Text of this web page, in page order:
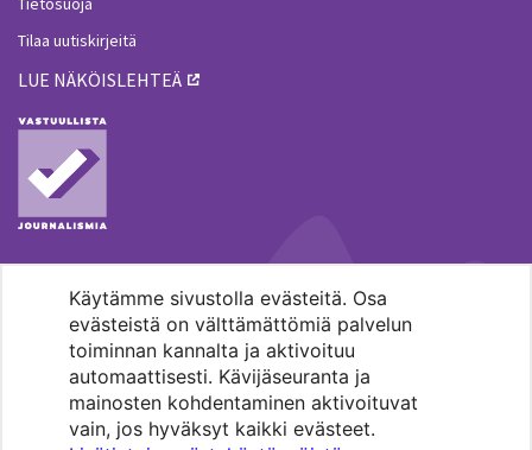
Käytämme sivustolla evästeitä. Osa
evästeistä on välttämättömiä palvelun
toiminnan kannalta ja aktivoituu
automaattisesti. Kävijäseuranta ja
mainosten kohdentaminen aktivoituvat
vain, jos hyväksyt kaikki evästeet.
Tilaa uutiskirjeitä
LUE NÄKÖISLEHTEÄ
MENOHAKU